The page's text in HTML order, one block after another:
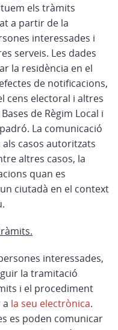
els tràmits
a partir de la
interessades i
serveis. Les dades
la residència en el
de notificacions,
cens electoral i altres
de Règim Local i
La comunicació
casos autoritzats
altres casos, la
quan es
ciutadà en el context
interessades,
la tramitació
i el procediment
a la seu electrònica.
es poden comunicar